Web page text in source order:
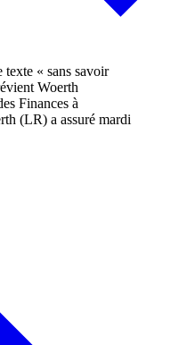
Finances à
(LR) a assuré mardi